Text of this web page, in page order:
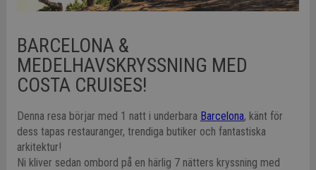
BARCELONA &
MEDELHAVSKRYSSNING MED
COSTA CRUISES!
Denna resa börjar med 1 natt i underbara Barcelona, känt för
dess tapas restauranger, trendiga butiker och fantastiska
arkitektur!
Ni kliver sedan ombord på en härlig 7 nätters kryssning med